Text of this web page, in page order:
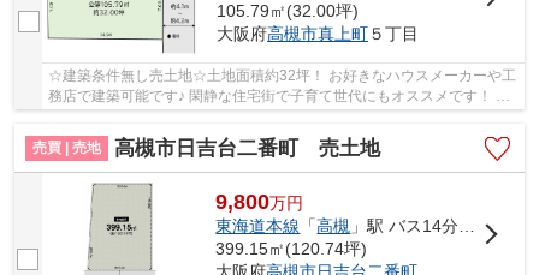
105.79㎡(32.00坪)
大阪府高槻市真上町５丁目
☆建築条件無し売土地☆土地面積約32坪！ お好きなハウスメーカーや工
務店で建築可能です♪ 閑静な住宅街で子育て世代にもオススメです！ 小
売買 | 売地
高槻市日吉台二番町 売土地
9,800万円
東海道本線 「高槻 」駅 バス14分 「日吉台西」 停歩3分
399.15㎡(120.74坪)